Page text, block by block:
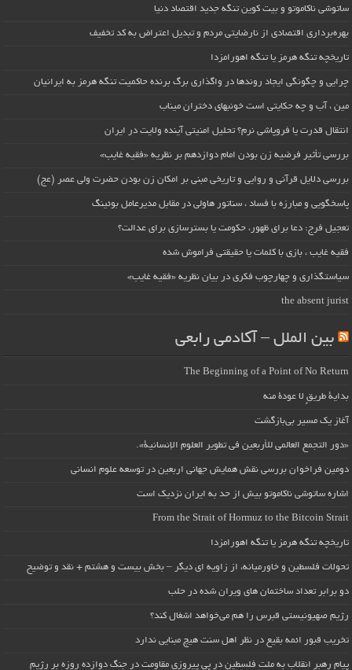
ساتوشی ناکاموتو و بیت کوین تنگه جدید اقتصاد دنیا
بهره‌برداری اقتصادی از نارضایتی مردم و تبدیل اعتراض به کد تخفیف
تاریخچه تنگه هرمز یا تنگه اهورامزدا
چرایی و چگونگی ایجاد روندها در واگذاری برگ برنده حاکمیت تنگه هرمز به ایرانیان
مین ، آب و چه حکایتی است خونبهای دختران میناب
انتقال قدرت یا فروپاشی نرم؟ تحلیل امنیتی آینده ولایت در ایران
بررسی تأثیر فرضیه زن بودن امام دوازدهم بر نظریه «فقیه غایب»
بررسی دلایل قرآنی و روایی و تاریخی مبنی بر امکان زن بودن حضرت ولی عصر (عج)
پاسخگویی و مبارزه با فساد ، سناتور هاولی در مقابل مدیرعامل بوئینگ
تعجیل فرج: دعا برای ظهور، حکومت یا بسترسازی برای عدالت؟
فقیه غایب ، بازی با کلمات یا حقیقتی فراموش شده
سیاستگذاری و چهارچوب فکری در بیان نظریه «فقیه غایب»
the absent jurist
بین الملل – آکادمی رابعی
The Beginning of a Point of No Return
بداية طريقٍ لا عودة منه
آغاز یک مسیر بی‌بازگشت
«دور التجمع العالمي للأربعين في تطوير العلوم الإنسانية».
دومین فراخوان بررسی نقش همایش جهانی اربعین در توسعه علوم انسانی
اشاره ساتوشی ناکاموتو بیش از حد به ایران نزدیک است
From the Strait of Hormuz to the Bitcoin Strait
تاریخچه تنگه هرمز یا تنگه اهورامزدا
تحولات فلسطین و خاورمیانه، از زاویه ای دیگر – بخش بیست و هشتم + نقد و توضیح
دو برابر تعداد ساختمان های ویران شده در حلب
رژیم صهیونیستی قبرس را هم می‌خواهد اشغال کند؟
تخریب قبور ائمه بقیع در نظر اهل سنت هیچ مبنایی ندارد
پیام رهبر انقلاب به ملت فلسطین در پی پیروزی مقاومت در جنگ دوازده روزه بر رژیم